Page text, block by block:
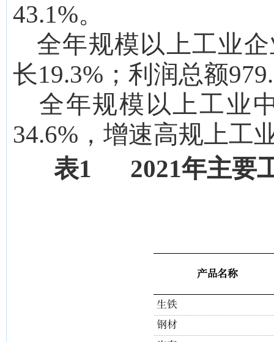
43.1%。
全年规模以上工业
长19.3%；利润总额
全年规模以上工业
34.6%，增速高规上工
表1 2021年主要